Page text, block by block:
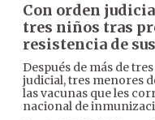
Con orden
tres niños tras
resistencia de
Después de más de
judicial, tres menores
las vacunas que les
nacional de